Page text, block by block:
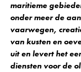
maritieme
onder meer de
vaarwegen,
van kusten en
uit en levert het
diensten voor de